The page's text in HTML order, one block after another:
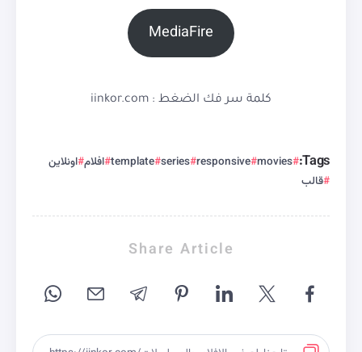
MediaFire
كلمة سر فك الضغط : iinkor.com
Tags:
movies
responsive
series
template افلام اونلاين
قالب
Share Article